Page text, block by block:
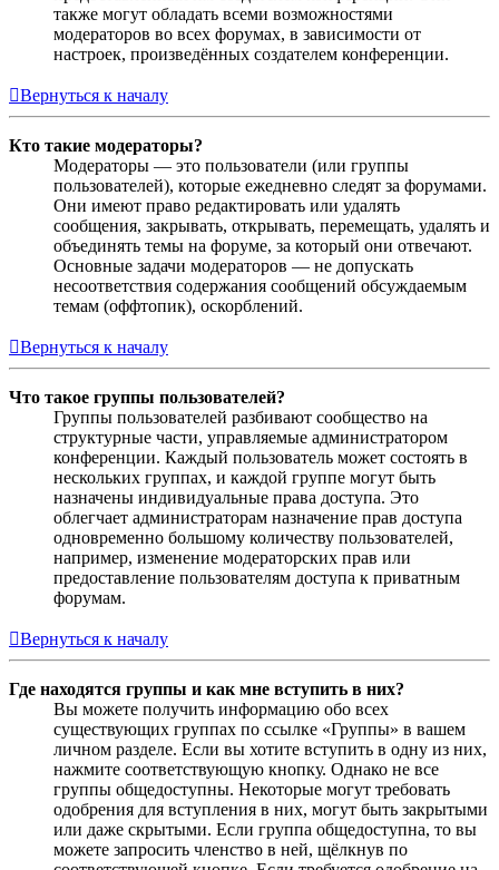
также могут обладать всеми возможностями
модераторов во всех форумах, в зависимости от
настроек, произведённых создателем конференции.
Вернуться к началу
Кто такие модераторы?
Модераторы — это пользователи (или группы
пользователей), которые ежедневно следят за форумами.
Они имеют право редактировать или удалять
сообщения, закрывать, открывать, перемещать, удалять и
объединять темы на форуме, за который они отвечают.
Основные задачи модераторов — не допускать
несоответствия содержания сообщений обсуждаемым
темам (оффтопик), оскорблений.
Вернуться к началу
Что такое группы пользователей?
Группы пользователей разбивают сообщество на
структурные части, управляемые администратором
конференции. Каждый пользователь может состоять в
нескольких группах, и каждой группе могут быть
назначены индивидуальные права доступа. Это
облегчает администраторам назначение прав доступа
одновременно большому количеству пользователей,
например, изменение модераторских прав или
предоставление пользователям доступа к приватным
форумам.
Вернуться к началу
Где находятся группы и как мне вступить в них?
Вы можете получить информацию обо всех
существующих группах по ссылке «Группы» в вашем
личном разделе. Если вы хотите вступить в одну из них,
нажмите соответствующую кнопку. Однако не все
группы общедоступны. Некоторые могут требовать
одобрения для вступления в них, могут быть закрытыми
или даже скрытыми. Если группа общедоступна, то вы
можете запросить членство в ней, щёлкнув по